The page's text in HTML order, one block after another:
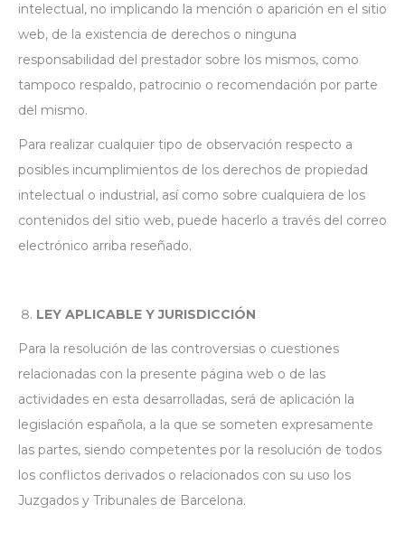
intelectual, no implicando la mención o aparición en el sitio
web, de la existencia de derechos o ninguna
responsabilidad del prestador sobre los mismos, como
tampoco respaldo, patrocinio o recomendación por parte
del mismo.
Para realizar cualquier tipo de observación respecto a
posibles incumplimientos de los derechos de propiedad
intelectual o industrial, así como sobre cualquiera de los
contenidos del sitio web, puede hacerlo a través del correo
electrónico arriba reseñado.
LEY APLICABLE Y JURISDICCIÓN
Para la resolución de las controversias o cuestiones
relacionadas con la presente página web o de las
actividades en esta desarrolladas, será de aplicación la
legislación española, a la que se someten expresamente
las partes, siendo competentes por la resolución de todos
los conflictos derivados o relacionados con su uso los
Juzgados y Tribunales de Barcelona.